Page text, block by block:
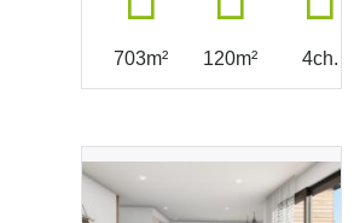
703m² 120m² 4ch.